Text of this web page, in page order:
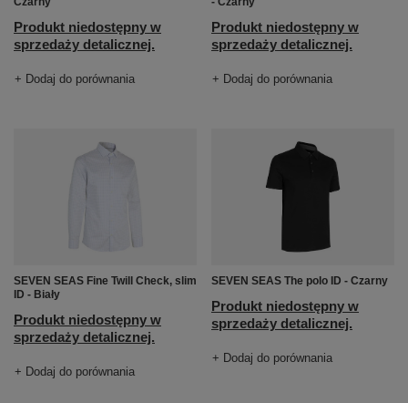
Produkt niedostępny w
sprzedaży detalicznej.
+ Dodaj do porównania
Produkt niedostępny w
sprzedaży detalicznej.
+ Dodaj do porównania
SEVEN SEAS Fine Twill Check, slim
ID - Biały
Produkt niedostępny w
sprzedaży detalicznej.
+ Dodaj do porównania
SEVEN SEAS The polo ID - Czarny
Produkt niedostępny w
sprzedaży detalicznej.
+ Dodaj do porównania